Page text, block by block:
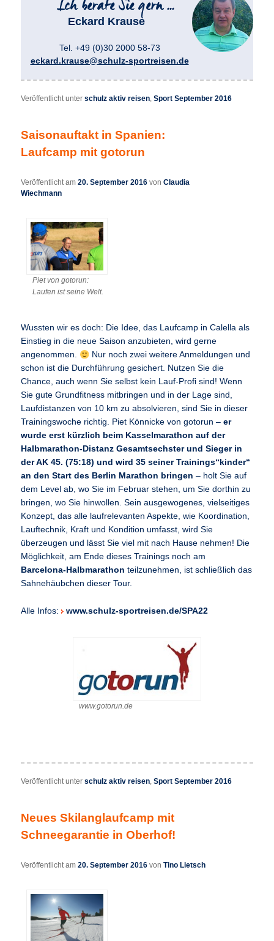
Eckard Krause
Tel. +49 (0)30 2000 58-73
eckard.krause@schulz-sportreisen.de
Veröffentlicht unter schulz aktiv reisen,Sport September 2016
Saisonauftakt in Spanien:
Laufcamp mit gotorun
Veröffentlicht am20. September 2016 vonClaudia
Wiechmann
Piet von gotorun:
Laufen ist seine Welt.
Wussten wir es doch: Die Idee, das Laufcamp in Calella als
Einstieg in die neue Saison anzubieten, wird gerne
angenommen.
Nur noch zwei weitere Anmeldungen und
schon ist die Durchführung gesichert. Nutzen Sie die
Chance, auch wenn Sie selbst kein Lauf-Profi sind! Wenn
Sie gute Grundfitness mitbringen und in der Lage sind,
Laufdistanzen von 10 km zu absolvieren, sind Sie in dieser
Trainingswoche richtig. Piet Könnicke von gotorun –er
wurde erst kürzlich beim Kasselmarathon auf der
Halbmarathon-Distanz Gesamtsechster und Sieger in
der AK 45. (75:18) und wird 35 seiner Trainings“kinder“
an den Start des Berlin Marathon bringen – holt Sie auf
dem Level ab, wo Sie im Februar stehen, um Sie dorthin zu
bringen, wo Sie hinwollen. Sein ausgewogenes, vielseitiges
Konzept, das alle laufrelevanten Aspekte, wie Koordination,
Lauftechnik, Kraft und Kondition umfasst, wird Sie
überzeugen und lässt Sie viel mit nach Hause nehmen! Die
Möglichkeit, am Ende dieses Trainings noch am
Barcelona-Halbmarathonteilzunehmen, ist schließlich das
Sahnehäubchen dieser Tour.
Alle Infos: www.schulz-sportreisen.de/SPA22
www.gotorun.de
Veröffentlicht unter schulz aktiv reisen,Sport September 2016
Neues Skilanglaufcamp mit
Schneegarantie in Oberhof!
Veröffentlicht am20. September 2016 vonTino Lietsch